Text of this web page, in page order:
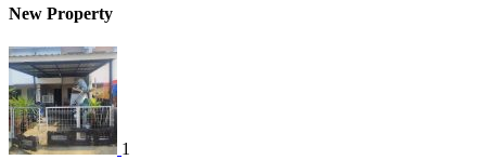
New Property
1